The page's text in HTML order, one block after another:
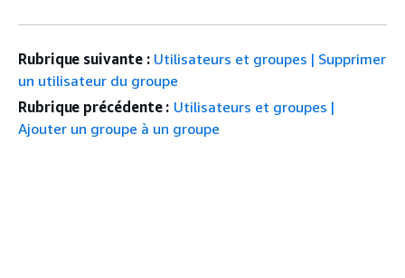
Rubrique suivante : Utilisateurs et groupes | Supprimer
un utilisateur du groupe
Rubrique précédente : Utilisateurs et groupes |
Ajouter un groupe à un groupe